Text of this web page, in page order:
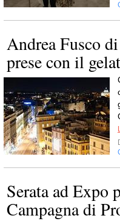
Andrea Fusco
prese con il
Serata ad Expo
Campagna di